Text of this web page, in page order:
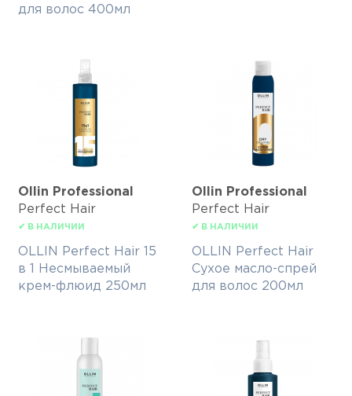
для волос 400мл
Ollin Professional
Perfect Hair
✔ В НАЛИЧИИ
OLLIN Perfect Hair 15
в 1 Несмываемый
крем-флюид 250мл
Ollin Professional
Perfect Hair
✔ В НАЛИЧИИ
OLLIN Perfect Hair
Сухое масло-спрей
для волос 200мл